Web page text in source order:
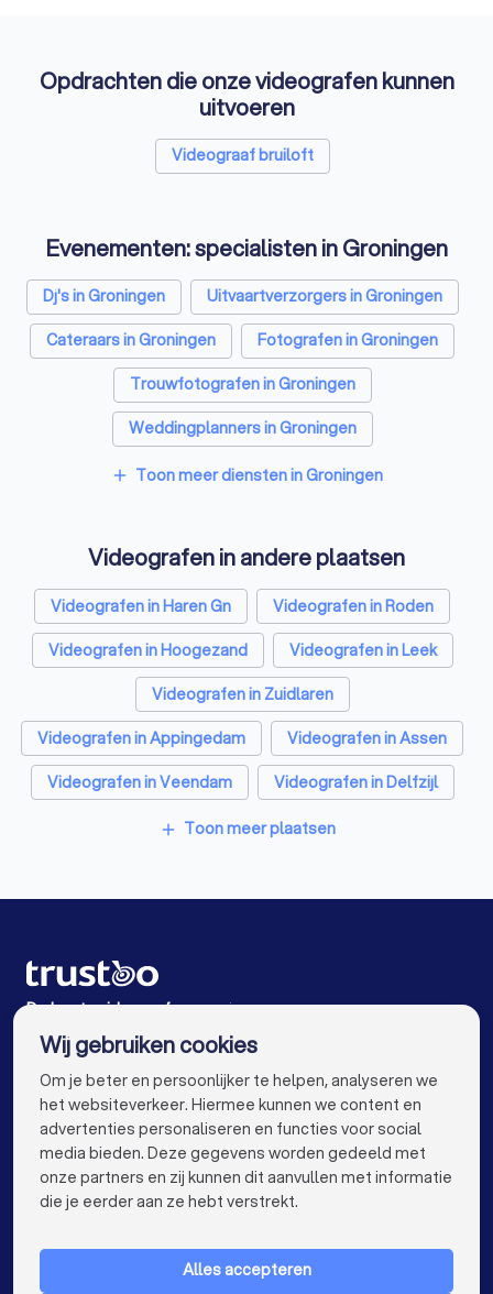
Opdrachten die onze videografen kunnen
uitvoeren
Videograaf bruiloft
Evenementen: specialisten in Groningen
Dj's in Groningen
Uitvaartverzorgers in Groningen
Cateraars in Groningen
Fotografen in Groningen
Trouwfotografen in Groningen
Weddingplanners in Groningen
add Toon meer diensten in Groningen
Videografen in andere plaatsen
Videografen in Haren Gn
Videografen in Roden
Videografen in Hoogezand
Videografen in Leek
Videografen in Zuidlaren
Videografen in Appingedam
Videografen in Assen
Videografen in Veendam
Videografen in Delfzijl
Videografen in Winschoten
Videografen in Den Haag
Videografen in Eindhoven
Videografen in Tilburg
Videografen in Almere
Videografen in Nijmegen
Videografen in Enschede
Videografen in Haarlem
Videografen in Arnhem
Videografen in Amersfoort
Videografen in Den Bosch
add Toon meer plaatsen
De beste videografen voor jou
VOOR PARTICULIEREN keyboard_arrow_down
Wij gebruiken cookies
Om je beter en persoonlijker te helpen, analyseren we
het websiteverkeer. Hiermee kunnen we content en
advertenties personaliseren en functies voor social
media bieden. Deze gegevens worden gedeeld met
onze partners en zij kunnen dit aanvullen met informatie
die je eerder aan ze hebt verstrekt.
Alles accepteren